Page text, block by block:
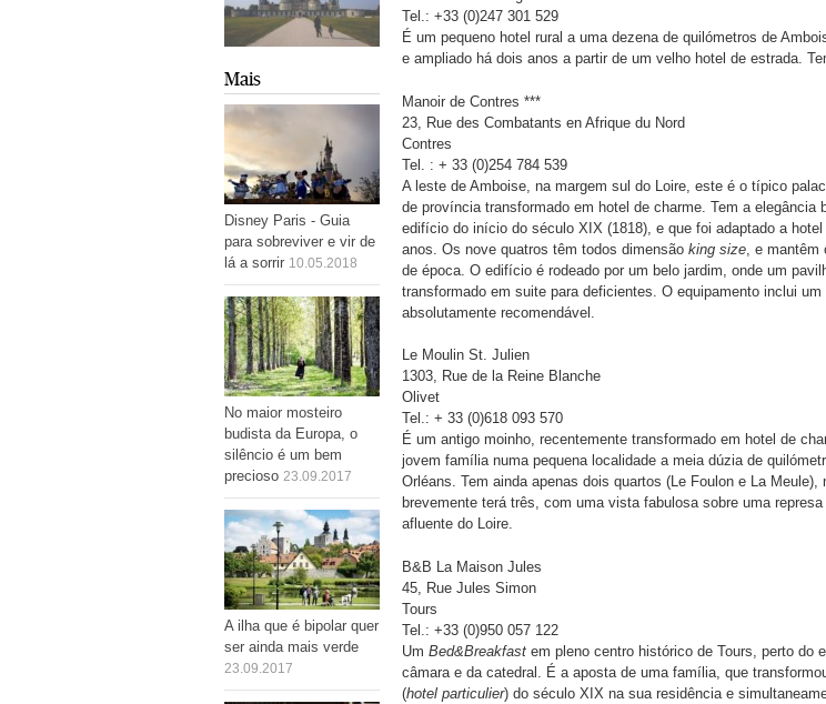
Mais
Disney Paris - Guia
para sobreviver e vir de
lá a sorrir 10.05.2018
No maior mosteiro
budista da Europa, o
silêncio é um bem
precioso 23.09.2017
A ilha que é bipolar quer
ser ainda mais verde
23.09.2017
Tel.: +33 (0)247 301 529
É um pequeno hotel rural a uma dezena de quilómetros de
e ampliado há dois anos a partir de um velho hotel de estrada.
Manoir de Contres ***
23, Rue des Combatants en Afrique du Nord
Contres
Tel. : + 33 (0)254 784 539
A leste de Amboise, na margem sul do Loire, este é o típico
de província transformado em hotel de charme. Tem a elegância
edifício do início do século XIX (1818), e que foi adaptado a
anos. Os nove quatros têm todos dimensão king size , e
de época. O edifício é rodeado por um belo jardim, onde um
transformado em suite para deficientes. O equipamento inclui um
absolutamente recomendável.
Le Moulin St. Julien
1303, Rue de la Reine Blanche
Olivet
Tel.: + 33 (0)618 093 570
É um antigo moinho, recentemente transformado em hotel de
jovem família numa pequena localidade a meia dúzia de
Orléans. Tem ainda apenas dois quartos (Le Foulon e La Meule),
brevemente terá três, com uma vista fabulosa sobre uma represa
afluente do Loire.
B&B La Maison Jules
45, Rue Jules Simon
Tours
Tel.: +33 (0)950 057 122
Um Bed&Breakfast em pleno centro histórico de Tours, perto do
câmara e da catedral. É a aposta de uma família, que
(hotel particulier) do século XIX na sua residência e